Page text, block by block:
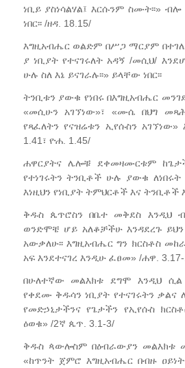
ነቢይ ያስነሳልሃል፤ እርሱንም ስሙት፡፡»
ነበር፡፡ /ዘዳ. 18.15/
እግዚአብሔር ወልድም በሥጋ ማርያም
ያ ነቢያት የተናገሩለት አዳኝ /መሲህ/
ሁሉ ስለ እኔ ይናገራሉ፡፡» ይላቸው ነበር፡፡
ትንቢቱን ያውቁ የነበሩ በእግዚአብሔር
«መሲሁን አገኘነው»፣ «ሙሴ በህግ
የጻፈለትን የናዝሬቱን ኢየሱስን አገኘነው»
1.41፣ ዮሐ. 1.45/
ሐዋርያትና ሌሎቹ ደቀመዛሙርቱም
የተነገሩትን ትንቢቶች ሁሉ ያውቁ
እነዚህን የነቢያት ትምህርቶች እና ትንቢቶች
ቅዱስ ጴጥሮስን በቤተ መቅደስ እንዲህ
ወንድሞቼ ሆይ አለቆቻችሁ እንዳደረጉ
አውቃለሁ፡፡ እግዚአብሔር ግን ክርስቶስ
አፍ እንደተናገረ እንዲሁ ፈፀመ» /ሐዋ. 3.17-
በሁለተኛው መልእክቱ ደግሞ እንዲህ
የቀደሙ ቅዱሳን ነቢያት የተናገሩትን ቃልና
የመድኃኒታችንና የጌታችን የኢየሱስ
ዕወቁ» /2ኛ ጴጥ. 3.1-3/
ቅዱስ ጳውሎስም በዕብራውያን መልእክቱ
«ከጥንት ጀምሮ እግዚአብሔር በብዙ